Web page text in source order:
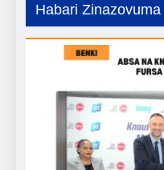
Habari Zinazovuma